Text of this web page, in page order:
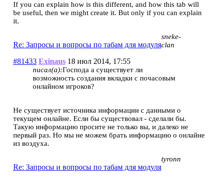
If you can explain how is this different, and how this tab will
be useful, then we might create it. But only if you can explain
it.
Re: Запросы и вопросы по табам для модуля
#81433 Exinaus 18 июл 2014, 17:55
sneke-
clan
писал(а):Господа а существует ли
возможность создания вкладки с почасовым
онлайном игроков?
Не существует источника информации с данными о
текущем онлайне. Если бы существовал - сделали бы.
Такую информацию просите не только вы, и далеко не
первый раз. Но мы не можем брать информацию о онлайне
из воздуха.
Re: Запросы и вопросы по табам для модуля
tyronn